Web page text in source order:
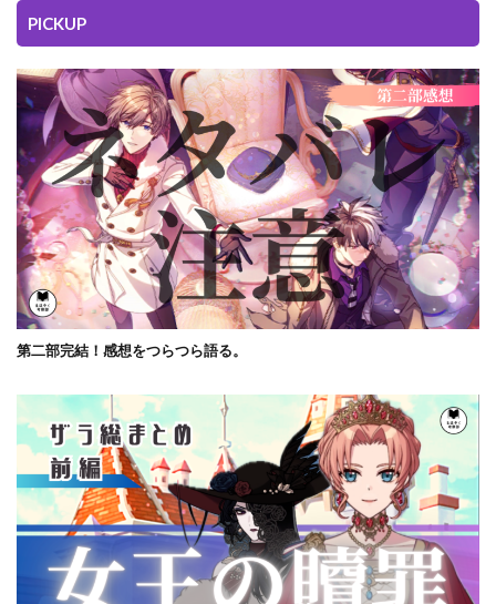
PICKUP
第二部完結！感想をつらつら語る。